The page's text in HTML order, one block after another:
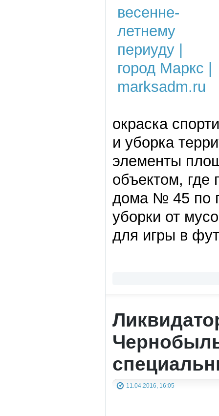
окраска
и уборка
элементы
объектом,
дома № 45 по
уборки от
для игры в
11.04.2016, 16:05